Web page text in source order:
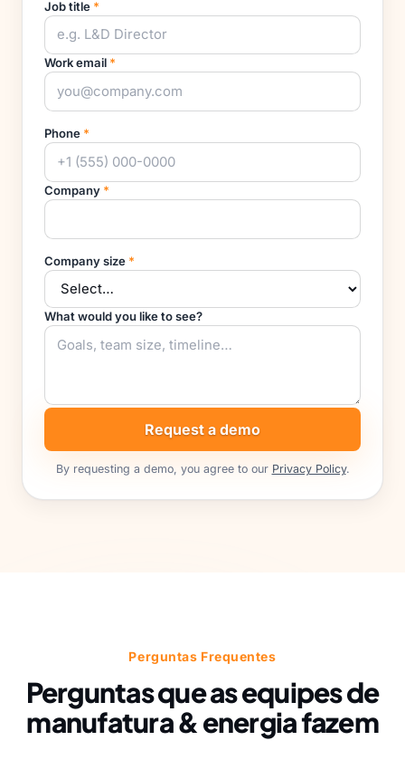
Job title *
Work email *
Phone *
Company *
Company size *
What would you like to see?
Request a demo
By requesting a demo, you agree to our Privacy Policy.
Perguntas Frequentes
Perguntas que as equipes de
manufatura & energia fazem